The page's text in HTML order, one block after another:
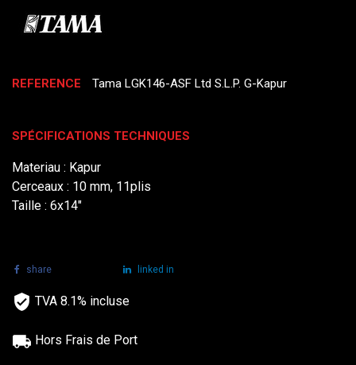
REFERENCE Tama LGK146-ASF Ltd S.L.P. G-Kapur
SPÉCIFICATIONS TECHNIQUES
Materiau : Kapur
Cerceaux : 10 mm, 11plis
Taille : 6x14"
share linked in
TVA 8.1% incluse
Hors Frais de Port